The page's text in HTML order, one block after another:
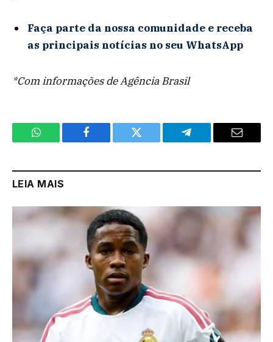
Faça parte da nossa comunidade e receba
as principais notícias no seu WhatsApp
*Com informações de Agência Brasil
WhatsApp Facebook Twitter Telegram Email
LEIA MAIS